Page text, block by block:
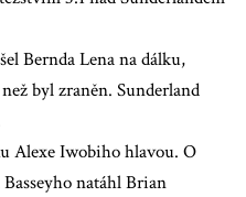
Bernda Lena na dálku,
byl zraněn. Sunderland
Alexe Iwobiho hlavou. O
natáhl Brian